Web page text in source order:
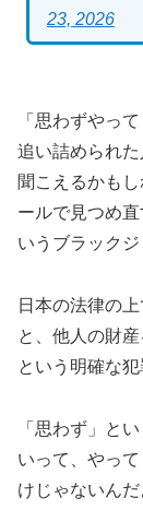
23, 2026
「思わずやっ
追い詰められ
聞こえるかも
ールで見つめ
いうブラックジ
日本の法律の
と、他人の財
という明確な犯
「思わず」と
いって、やっ
けじゃないん